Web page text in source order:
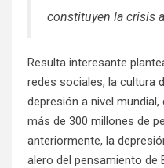
constituyen la crisis
Resulta interesante
redes sociales, la cultura
depresión a nivel
más de 300 millones de
anteriormente, la
alero del pensamiento de